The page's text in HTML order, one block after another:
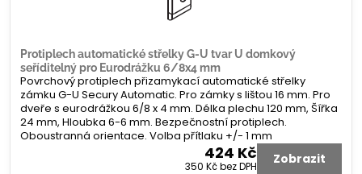
Protiplech automatické střelky G-U tvar U domkový
seříditelný pro Eurodrážku 6/8x4 mm
Povrchový protiplech přizamykací automatické střelky
zámku G-U Secury Automatic. Pro zámky s lištou 16 mm. Pro
dveře s eurodrážkou 6/8 x 4 mm. Délka plechu 120 mm, Šířka
24 mm, Hloubka 6-6 mm. Bezpečnostní protiplech.
Oboustranná orientace. Volba přítlaku +/- 1 mm
424 Kč
350 Kčbez DPH Zobrazit